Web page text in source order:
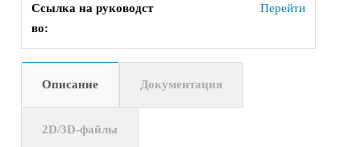
Ссылка на руководст
во:
Перейти
Описание Документация
2D/3D-файлы